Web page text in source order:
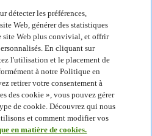
l'entreprise
détecter les préférences,
Web, générer des statistiques
site Web plus convivial, et offrir
En cliquant sur
l'utilisation et le placement de
à notre Politique en
retirer votre consentement à
des cookie », vous pouvez gérer
de cookie. Découvrez qui nous
et comment modifier vos
en matière de cookies.